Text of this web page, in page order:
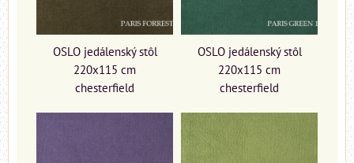
OSLO jedálenský stôl
220x115 cm
chesterfield
OSLO jedálenský stôl
220x115 cm
chesterfield